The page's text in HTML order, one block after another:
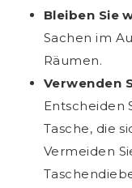
Bleiben Sie
Sachen im
Räumen.
Verwenden
Entscheiden
Tasche, die
Vermeiden